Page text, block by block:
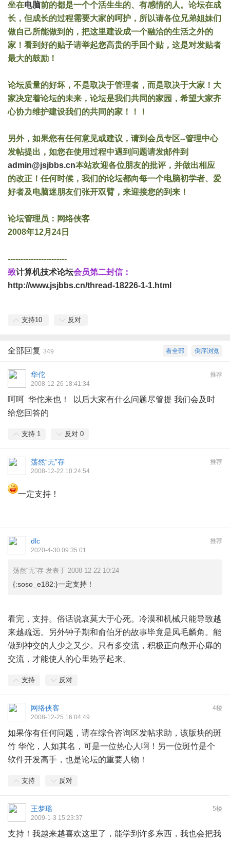
坐在电脑前的都是一个个活生生的、有感情的人。论坛在成
长，但成长的过程需要大家的呵护，所以请各位兄弟姐妹们
做自己所能做到的，把这里建设成一个融洽的生活之外的
家！看到好的贴子请举起您高贵的手回个贴，这是对发贴者
最大的鼓励！
论坛质量的好坏，不是取决于管理者，而是取决于大家！大
家决定着论坛的未来，论坛是我们共同的家园，希望大家齐
心协力维护建设我们的共同的家！！！
另外，如果您有任何意见或建议，请到会员专区--管理中心
发帖提出，如您在使用过程中遇到问题请发邮件到
admin@jsjbbs.cn本站欢迎各位朋友的批评，并做出相应
的改正！任何时候，我们的论坛都向每一个电脑初学者、爱
好者及电脑迷朋友们张开双臂，来迎接您的到来！
论坛管理员：网络侠客
2008年12月24日
-----------------------
致计算机技术论坛会员第二封信：
http://www.jsjbbs.cn/thread-18226-1-1.html
支持10 反对
倒序浏览
看全部
全部回复 349
推荐
华佗
2008-12-26 18:41:34
呵呵 华佗来也！ 以后大家有什么问题尽管提 我们会及时
给您回答的
支持 1 反对 0
推荐
荡然“无”存
2008-12-22 10:24:54
一定支持！
推荐
dlc
2020-4-30 09:35:01
荡然“无”存 发表于 2008-12-22 10:24
{:soso_e182:}一定支持！
看完，支持。俗话说哀莫大于心死。冷漠和机械只能导致越
来越疏远。另外钟子期和俞伯牙的故事毕竟是凤毛麟角。能
做到神交的人少之又少。只有多交流，积极正向敞开心扉的
交流，才能使人的心里热乎起来。
支持 反对
4楼
网络侠客
2008-12-25 16:04:49
如果你有任何问题，请在综合咨询区发帖求助，该版块的斑
竹 华佗，人如其名，可是一位热心人啊！另一位斑竹是个
软件开发高手，也是论坛的重要人物！
支持 反对
5楼
王梦瑶
2009-1-3 15:23:37
支持！我越来越喜欢这里了，能学到许多东西，我也会把我